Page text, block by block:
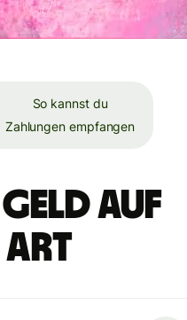
So kannst du
Zahlungen empfangen
Geld auf
Art